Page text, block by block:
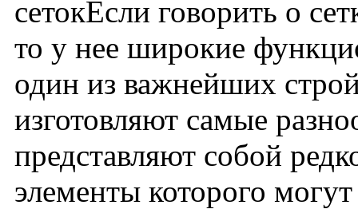
сетокЕсли говорить о
то у нее широкие
один из важнейших
изготовляют самые
представляют собой
элементы которого